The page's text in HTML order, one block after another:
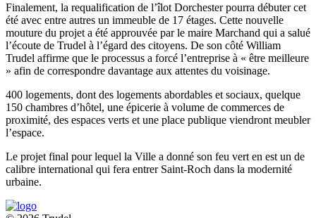
Finalement, la requalification de l’îlot Dorchester pourra débuter cet
été avec entre autres un immeuble de 17 étages. Cette nouvelle
mouture du projet a été approuvée par le maire Marchand qui a salué
l’écoute de Trudel à l’égard des citoyens. De son côté William
Trudel affirme que le processus a forcé l’entreprise à « être meilleure
» afin de correspondre davantage aux attentes du voisinage.
400 logements, dont des logements abordables et sociaux, quelque
150 chambres d’hôtel, une épicerie à volume de commerces de
proximité, des espaces verts et une place publique viendront meubler
l’espace.
Le projet final pour lequel la Ville a donné son feu vert en est un de
calibre international qui fera entrer Saint-Roch dans la modernité
urbaine.